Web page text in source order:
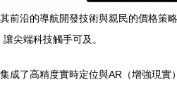
沿的導航開發技術與親民的價格策
尖端科技觸手可及。
成了高精度實時定位與AR（增強現